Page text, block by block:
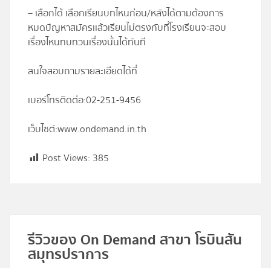
– เลือกได้ เลือกเรียนบทไหนก่อน/หลังได้ตามต้องการ
หมดปัญหาสมัครเเล้วเรียนไม่ตรงกับที่โรงเรียนจะสอบ
เรื่องไหนทบทวนเรื่องนั้นได้ทันที
สนใจสอบถามรายละเอียดได้ที่
เบอร์โทรติดต่อ:02-251-9456
เว็บไซต์:www.ondemand.in.th
Post Views: 385
รีวิวของ On Demand สาขา โรบินสัน
สมุทรปราการ